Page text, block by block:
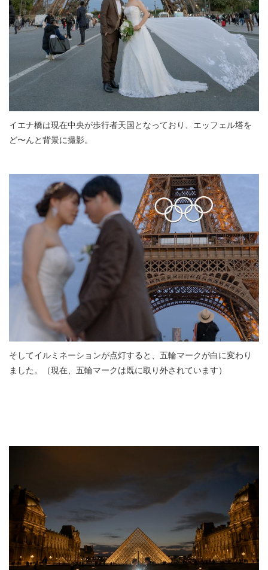
イエナ橋は現在中央が歩行者天国となっており、エッフェル塔を
ど〜んと背景に撮影。
そしてイルミネーションが点灯すると、五輪マークが白に変わり
ました。（現在、五輪マークは既に取り外されています）